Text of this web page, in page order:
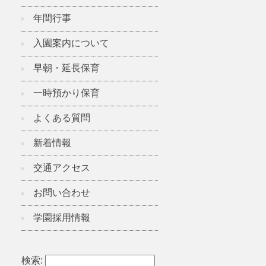
年間行事
入園案内について
早朝・延長保育
一時預かり保育
よくある質問
新着情報
交通アクセス
お問い合わせ
学園採用情報
検索: